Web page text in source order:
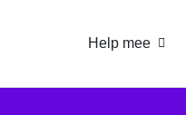
Help mee